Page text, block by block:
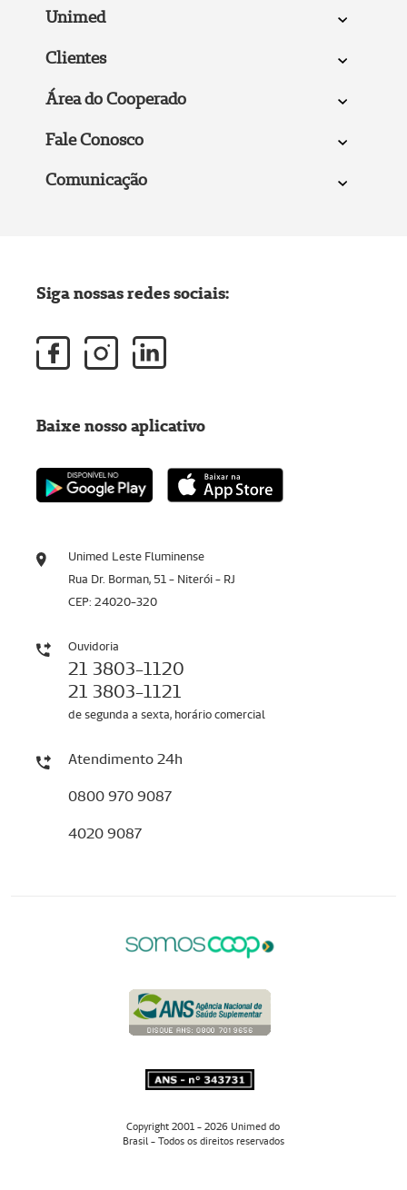
Unimed
Clientes
Área do Cooperado
Fale Conosco
Comunicação
Unimed Leste Fluminense
Rua Dr. Borman, 51 - Niterói - RJ
CEP: 24020-320
Ouvidoria
21 3803-1120
21 3803-1121
de segunda a sexta, horário comercial
Atendimento 24h
0800 970 9087
4020 9087
Siga nossas redes sociais:
Baixe nosso aplicativo
Copyright 2001 - 2026 Unimed do
Brasil - Todos os direitos reservados